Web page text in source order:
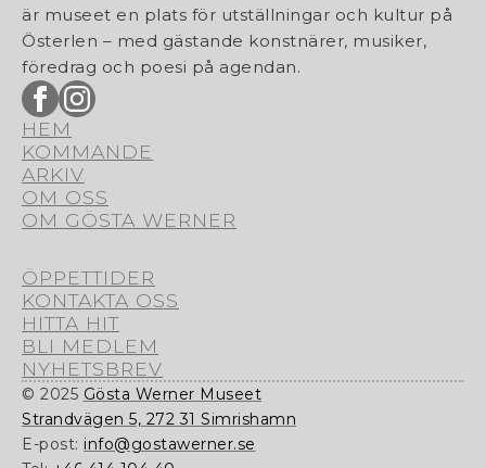
är museet en plats för utställningar och kultur på
Österlen – med gästande konstnärer, musiker,
föredrag och poesi på agendan.
HEM
KOMMANDE
ARKIV
OM OSS
OM GÖSTA WERNER
ÖPPETTIDER
KONTAKTA OSS
HITTA HIT
BLI MEDLEM
NYHETSBREV
© 2025 Gösta Werner Museet
Strandvägen 5, 272 31 Simrishamn
E-post: info@gostawerner.se